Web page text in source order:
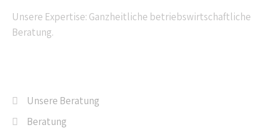
Unsere Expertise: Ganzheitliche betriebswirtschaftliche
Beratung.
Unsere Beratung
Beratung